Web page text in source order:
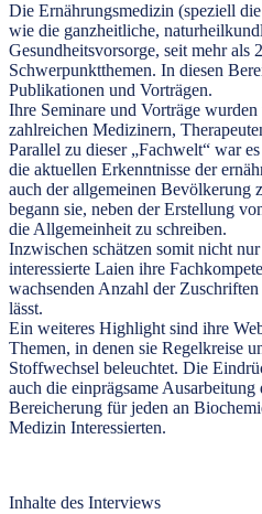
Die Ernährungsmedizin (speziell
wie die ganzheitliche,
Gesundheitsvorsorge, seit mehr als
Schwerpunktthemen. In diesen
Publikationen und Vorträgen.
Ihre Seminare und Vorträge
zahlreichen Medizinern,
Parallel zu dieser „Fachwelt“ war
die aktuellen Erkenntnisse der
auch der allgemeinen Bevölkerung
begann sie, neben der Erstellung
die Allgemeinheit zu schreiben.
Inzwischen schätzen somit nicht
interessierte Laien ihre
wachsenden Anzahl der
lässt.
Ein weiteres Highlight sind ihre
Themen, in denen sie Regelkreise
Stoffwechsel beleuchtet. Die
auch die einprägsame
Bereicherung für jeden an
Medizin Interessierten.
Inhalte des Interviews